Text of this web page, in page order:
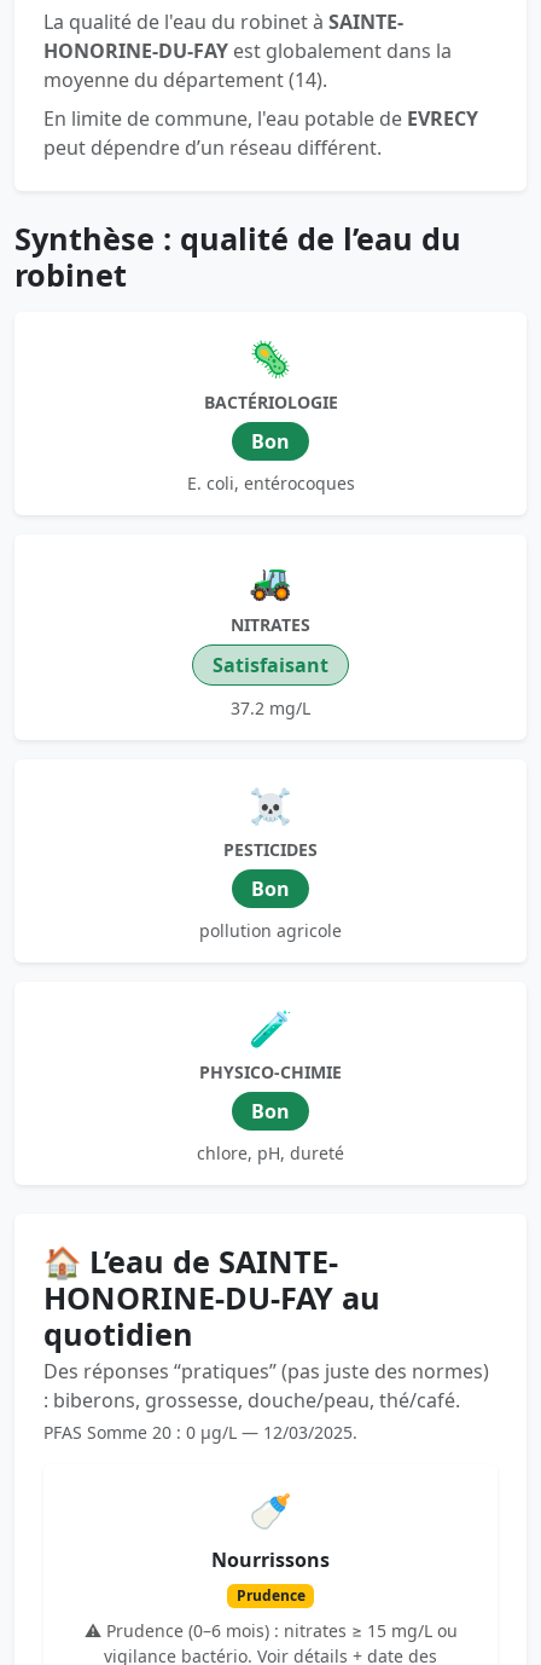
La qualité de l'eau du robinet à SAINTE-
HONORINE-DU-FAY est globalement dans la
moyenne du département (14).
En limite de commune, l'eau potable de EVRECY
peut dépendre d’un réseau différent.
Synthèse : qualité de l’eau du
robinet
🦠
BACTÉRIOLOGIE
Bon
E. coli, entérocoques
🚜
NITRATES
Satisfaisant
37.2 mg/L
☠️
PESTICIDES
Bon
pollution agricole
🧪
PHYSICO-CHIMIE
Bon
chlore, pH, dureté
🏠 L’eau de SAINTE-
HONORINE-DU-FAY au
quotidien
Des réponses “pratiques” (pas juste des normes)
: biberons, grossesse, douche/peau, thé/café.
PFAS Somme 20 : 0 µg/L — 12/03/2025.
🍼
Nourrissons
Prudence
⚠️ Prudence (0–6 mois) : nitrates ≥ 15 mg/L ou
vigilance bactério. Voir détails + date des